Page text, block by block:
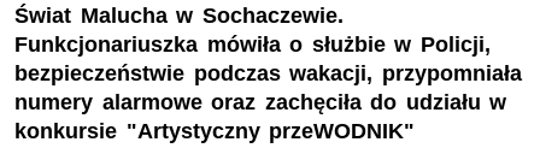
Świat Malucha w Sochaczewie.
Funkcjonariuszka mówiła o służbie w Policji,
bezpieczeństwie podczas wakacji, przypomniała
numery alarmowe oraz zachęciła do udziału w
konkursie "Artystyczny przeWODNIK"